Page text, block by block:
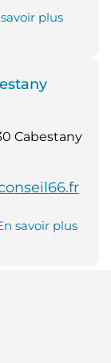
plus
Cabestany
savoir plus